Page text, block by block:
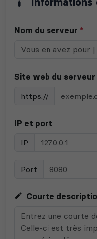
Informations
Nom du serveur *
Site web du serveur
https://
IP et port
IP
Port
Courte